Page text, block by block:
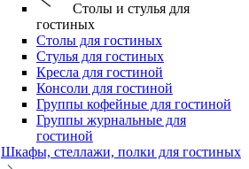
Столы и стулья для
гостиных
Столы для гостиных
Стулья для гостиных
Кресла для гостиной
Консоли для гостиной
Группы кофейные для гостиной
Группы журнальные для
гостиной
Шкафы, стеллажи, полки для гостиных